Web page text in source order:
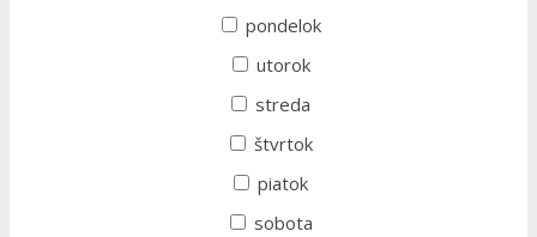
pondelok
utorok
streda
štvrtok
piatok
sobota